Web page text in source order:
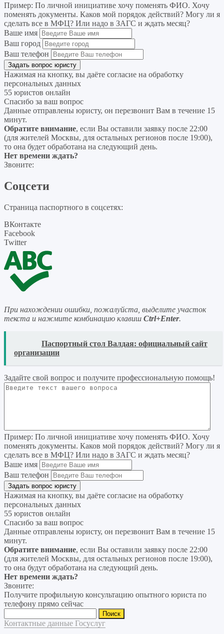
Пример: По личной инициативе хочу поменять ФИО. Хочу
поменять документы. Каков мой порядок действий? Могу ли я
сделать все в МФЦ? Или надо в ЗАГС и ждать месяц?
Ваше имя
Ваш город
Ваш телефон
Нажимая на кнопку, вы даёте согласие на обработку
персональных данных
55 юристов онлайн
Спасибо за ваш вопрос
Данные отправлены юристу, он перезвонит Вам в течение 15
минут.
Обратите внимание, если Вы оставили заявку после 22:00
(для жителей Москвы, для остальных регионов после 19:00),
то она будет обработана на следующий день.
Нет времени ждать?
Звоните:
Соцсети
Страница паспортного в соцсетях:
ВКонтакте
Facebook
Twitter
При нахождении ошибки, пожалуйста, выделите участок
текста и нажмите комбинацию клавиш Ctrl+Enter.
Паспортный стол Валдая: официальный сайт
организации
Задайте свой вопрос и получите профессиональную помощь!
Пример: По личной инициативе хочу поменять ФИО. Хочу
поменять документы. Каков мой порядок действий? Могу ли я
сделать все в МФЦ? Или надо в ЗАГС и ждать месяц?
Ваше имя
Ваш телефон
Нажимая на кнопку, вы даёте согласие на обработку
персональных данных
55 юристов онлайн
Спасибо за ваш вопрос
Данные отправлены юристу, он перезвонит Вам в течение 15
минут.
Обратите внимание, если Вы оставили заявку после 22:00
(для жителей Москвы, для остальных регионов после 19:00),
то она будут обработана на следующий день.
Нет времени ждать?
Звоните:
Получите профильную консультацию опытного юриста по
телефону прямо сейчас
Контактные данные Госуслуг